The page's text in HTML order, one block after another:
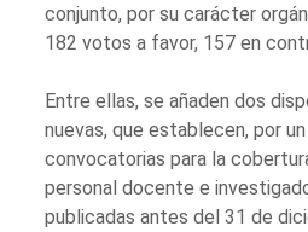
conjunto, por su carácter
182 votos a favor, 157 en
Entre ellas, se añaden dos
nuevas, que establecen, por
convocatorias para la
personal docente e
publicadas antes del 31 de